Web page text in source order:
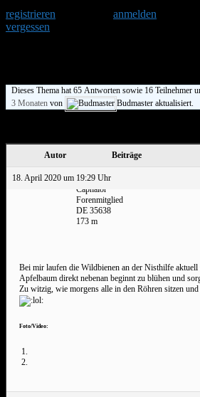
registrieren
anmelden
vergessen
Dieses Thema hat 65 Antworten sowie 16 Teilnehmer
3 Monaten von Budmaster aktualisiert.
Autor Beiträge
18. April 2020 um 19:29 Uhr
Caphalor
Forenmitglied
DE 35638
173 m
Bei mir laufen die Wildbienen an der Nisthilfe
Apfelbaum direkt nebenan beginnt zu blühen und
Zu witzig, wie morgens alle in den Röhren sitzen
Foto/Video: